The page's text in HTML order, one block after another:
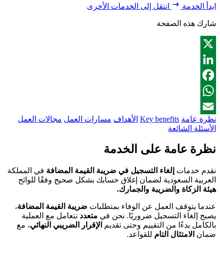
ابدأ الخدمة
انتقل إلى الخدمات الأخرى
شارك هذه الصفحة
X
LinkedIn
Facebook
WhatsApp
Email
نظرة عامة Key benefits الأهداف مسارات العمل مجالات العمل
الأسئلة الشائعة
نظرة عامة على الخدمة
نقدم خدمات إلغاء التسجيل في ضريبة القيمة المضافة في المملكة
العربية السعودية لضمان إغلاق حسابك بشكل صحيح وفقًا للوائح
هيئة الزكاة والضريبة والجمارك.
عندما يتوقف العمل عن الوفاء بمتطلبات ضريبة القيمة المضافة،
يصبح إلغاء التسجيل ضروريًا. نحن في متعدد نتعامل مع العملية
بالكامل بدءًا من التقييم وحتى تقديم الإقرار الضريبي النهائي، مع
ضمان الامتثال التام للقواعد.